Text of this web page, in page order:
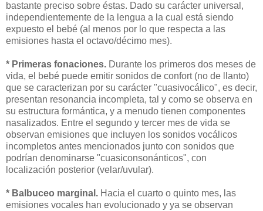
bastante preciso sobre éstas. Dado su carácter universal,
independientemente de la lengua a la cual está siendo
expuesto el bebé (al menos por lo que respecta a las
emisiones hasta el octavo/décimo mes).
* Primeras fonaciones. Durante los primeros dos meses de
vida, el bebé puede emitir sonidos de confort (no de llanto)
que se caracterizan por su carácter "cuasivocálico", es decir,
presentan resonancia incompleta, tal y como se observa en
su estructura formántica, y a menudo tienen componentes
nasalizados. Entre el segundo y tercer mes de vida se
observan emisiones que incluyen los sonidos vocálicos
incompletos antes mencionados junto con sonidos que
podrían denominarse "cuasiconsonánticos", con
localización posterior (velar/uvular).
* Balbuceo marginal. Hacia el cuarto o quinto mes, las
emisiones vocales han evolucionado y ya se observan